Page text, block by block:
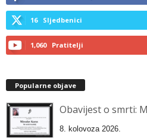
16 Sljedbenici
1,060 Pratitelji
Popularne objave
Obavijest o smrti:
8. kolovoza 2026.